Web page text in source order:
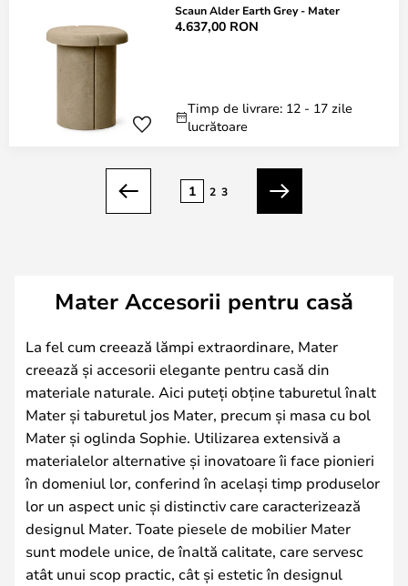
Scaun Alder Earth Grey - Mater
4.637,00 RON
Timp de livrare: 12 - 17 zile
lucrătoare
Anterior
1 2 3
Următorul
Mater Accesorii pentru casă
La fel cum creează lămpi extraordinare, Mater
creează și accesorii elegante pentru casă din
materiale naturale. Aici puteți obține taburetul înalt
Mater și taburetul jos Mater, precum și masa cu bol
Mater și oglinda Sophie. Utilizarea extensivă a
materialelor alternative și inovatoare îi face pionieri
în domeniul lor, conferind în același timp produselor
lor un aspect unic și distinctiv care caracterizează
designul Mater. Toate piesele de mobilier Mater
sunt modele unice, de înaltă calitate, care servesc
atât unui scop practic, cât și estetic în designul